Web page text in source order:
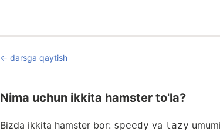
darsga qaytish
Nima uchun ikkita hamster to'la?
Bizda ikkita hamster bor: speedy va lazy